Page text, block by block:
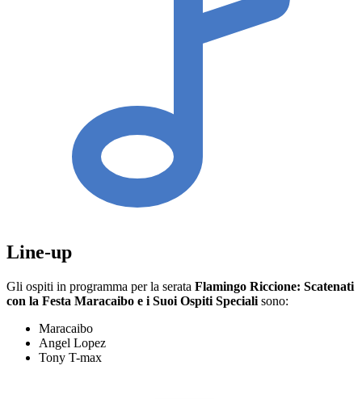
Line-up
Gli ospiti in programma per la serata Flamingo Riccione: Scatenati
con la Festa Maracaibo e i Suoi Ospiti Speciali sono:
Maracaibo
Angel Lopez
Tony T-max